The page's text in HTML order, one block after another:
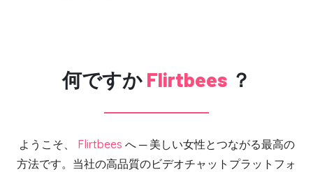
何ですか Flirtbees ？
ようこそ、 Flirtbees へ ─ 美しい女性とつながる最高の
方法です。当社の高品質のビデオチャットプラットフォ